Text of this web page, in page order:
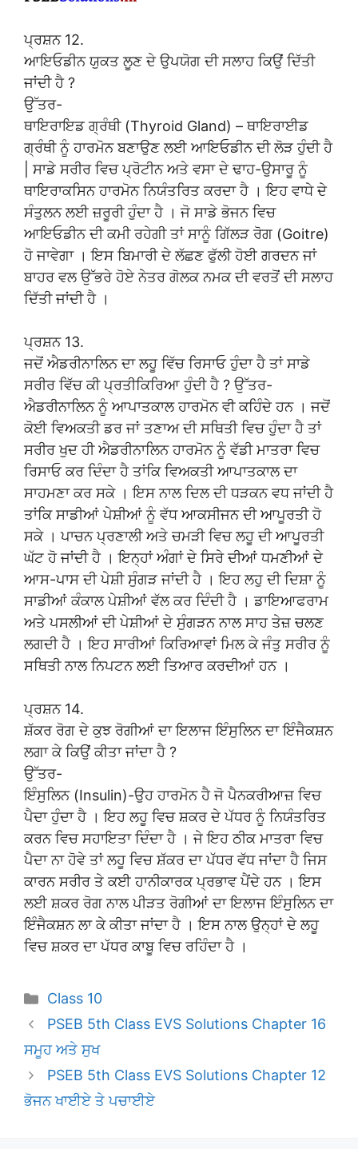
ਪ੍ਰਸ਼ਨ 12.
ਆਇਓਡੀਨ ਯੁਕਤ ਲੂਣ ਦੇ ਉਪਯੋਗ ਦੀ ਸਲਾਹ ਕਿਉਂ ਦਿੱਤੀ
ਜਾਂਦੀ ਹੈ ?
ਉੱਤਰ-
ਥਾਇਰਾਇਡ ਗ੍ਰੰਥੀ (Thyroid Gland) – ਥਾਇਰਾਈਡ
ਗ੍ਰੰਥੀ ਨੂੰ ਹਾਰਮੋਨ ਬਣਾਉਣ ਲਈ ਆਇਓਡੀਨ ਦੀ ਲੋੜ ਹੁੰਦੀ ਹੈ
| ਸਾਡੇ ਸਰੀਰ ਵਿਚ ਪ੍ਰੋਟੀਨ ਅਤੇ ਵਸਾ ਦੇ ਢਾਹ-ਉਸਾਰੂ ਨੂੰ
ਥਾਇਰਾਕਸਿਨ ਹਾਰਮੋਨ ਨਿਯੰਤਰਿਤ ਕਰਦਾ ਹੈ । ਇਹ ਵਾਧੇ ਦੇ
ਸੰਤੁਲਨ ਲਈ ਜ਼ਰੂਰੀ ਹੁੰਦਾ ਹੈ । ਜੋ ਸਾਡੇ ਭੋਜਨ ਵਿਚ
ਆਇਓਡੀਨ ਦੀ ਕਮੀ ਰਹੇਗੀ ਤਾਂ ਸਾਨੂੰ ਗਿੱਲੜ ਰੋਗ (Goitre)
ਹੋ ਜਾਵੇਗਾ । ਇਸ ਬਿਮਾਰੀ ਦੇ ਲੱਛਣ ਫੁੱਲੀ ਹੋਈ ਗਰਦਨ ਜਾਂ
ਬਾਹਰ ਵਲ ਉੱਭਰੇ ਹੋਏ ਨੇਤਰ ਗੋਲਕ ਨਮਕ ਦੀ ਵਰਤੋਂ ਦੀ ਸਲਾਹ
ਦਿੱਤੀ ਜਾਂਦੀ ਹੈ ।
ਪ੍ਰਸ਼ਨ 13.
ਜਦੋਂ ਐਡਰੀਨਾਲਿਨ ਦਾ ਲਹੂ ਵਿੱਚ ਰਿਸਾਓ ਹੁੰਦਾ ਹੈ ਤਾਂ ਸਾਡੇ
ਸਰੀਰ ਵਿੱਚ ਕੀ ਪ੍ਰਤੀਕਿਰਿਆ ਹੁੰਦੀ ਹੈ ? ਉੱਤਰ-
ਐਡਰੀਨਾਲਿਨ ਨੂੰ ਆਪਾਤਕਾਲ ਹਾਰਮੋਨ ਵੀ ਕਹਿੰਦੇ ਹਨ । ਜਦੋਂ
ਕੋਈ ਵਿਅਕਤੀ ਡਰ ਜਾਂ ਤਣਾਅ ਦੀ ਸਥਿਤੀ ਵਿਚ ਹੁੰਦਾ ਹੈ ਤਾਂ
ਸਰੀਰ ਖੁਦ ਹੀ ਐਡਰੀਨਾਲਿਨ ਹਾਰਮੋਨ ਨੂੰ ਵੱਡੀ ਮਾਤਰਾ ਵਿਚ
ਰਿਸਾਓ ਕਰ ਦਿੰਦਾ ਹੈ ਤਾਂਕਿ ਵਿਅਕਤੀ ਆਪਾਤਕਾਲ ਦਾ
ਸਾਹਮਣਾ ਕਰ ਸਕੇ । ਇਸ ਨਾਲ ਦਿਲ ਦੀ ਧੜਕਨ ਵਧ ਜਾਂਦੀ ਹੈ
ਤਾਂਕਿ ਸਾਡੀਆਂ ਪੇਸ਼ੀਆਂ ਨੂੰ ਵੱਧ ਆਕਸੀਜਨ ਦੀ ਆਪੂਰਤੀ ਹੋ
ਸਕੇ । ਪਾਚਨ ਪ੍ਰਣਾਲੀ ਅਤੇ ਚਮੜੀ ਵਿਚ ਲਹੂ ਦੀ ਆਪੂਰਤੀ
ਘੱਟ ਹੋ ਜਾਂਦੀ ਹੈ । ਇਨ੍ਹਾਂ ਅੰਗਾਂ ਦੇ ਸਿਰੇ ਦੀਆਂ ਧਮਣੀਆਂ ਦੇ
ਆਸ-ਪਾਸ ਦੀ ਪੇਸ਼ੀ ਸੁੰਗੜ ਜਾਂਦੀ ਹੈ । ਇਹ ਲਹੁ ਦੀ ਦਿਸ਼ਾ ਨੂੰ
ਸਾਡੀਆਂ ਕੰਕਾਲ ਪੇਸ਼ੀਆਂ ਵੱਲ ਕਰ ਦਿੰਦੀ ਹੈ । ਡਾਇਆਫਰਾਮ
ਅਤੇ ਪਸਲੀਆਂ ਦੀ ਪੇਸ਼ੀਆਂ ਦੇ ਸੁੰਗੜਨ ਨਾਲ ਸਾਹ ਤੇਜ਼ ਚਲਣ
ਲਗਦੀ ਹੈ । ਇਹ ਸਾਰੀਆਂ ਕਿਰਿਆਵਾਂ ਮਿਲ ਕੇ ਜੰਤੁ ਸਰੀਰ ਨੂੰ
ਸਥਿਤੀ ਨਾਲ ਨਿਪਟਨ ਲਈ ਤਿਆਰ ਕਰਦੀਆਂ ਹਨ ।
ਪ੍ਰਸ਼ਨ 14.
ਸ਼ੱਕਰ ਰੋਗ ਦੇ ਕੁਝ ਰੋਗੀਆਂ ਦਾ ਇਲਾਜ ਇੰਸੁਲਿਨ ਦਾ ਇੰਜੈਕਸ਼ਨ
ਲਗਾ ਕੇ ਕਿਉਂ ਕੀਤਾ ਜਾਂਦਾ ਹੈ ?
ਉੱਤਰ-
ਇੰਸੁਲਿਨ (Insulin)-ਉਹ ਹਾਰਮੋਨ ਹੈ ਜੋ ਪੈਨਕਰੀਆਜ਼ ਵਿਚ
ਪੈਦਾ ਹੁੰਦਾ ਹੈ । ਇਹ ਲਹੂ ਵਿਚ ਸ਼ਕਰ ਦੇ ਪੱਧਰ ਨੂੰ ਨਿਯੰਤਰਿਤ
ਕਰਨ ਵਿਚ ਸਹਾਇਤਾ ਦਿੰਦਾ ਹੈ । ਜੇ ਇਹ ਠੀਕ ਮਾਤਰਾ ਵਿਚ
ਪੈਦਾ ਨਾ ਹੋਵੇ ਤਾਂ ਲਹੂ ਵਿਚ ਸ਼ੱਕਰ ਦਾ ਪੱਧਰ ਵੱਧ ਜਾਂਦਾ ਹੈ ਜਿਸ
ਕਾਰਨ ਸਰੀਰ ਤੇ ਕਈ ਹਾਨੀਕਾਰਕ ਪ੍ਰਭਾਵ ਪੈਂਦੇ ਹਨ । ਇਸ
ਲਈ ਸ਼ਕਰ ਰੋਗ ਨਾਲ ਪੀੜਤ ਰੋਗੀਆਂ ਦਾ ਇਲਾਜ ਇੰਸੁਲਿਨ ਦਾ
ਇੰਜੈਕਸ਼ਨ ਲਾ ਕੇ ਕੀਤਾ ਜਾਂਦਾ ਹੈ । ਇਸ ਨਾਲ ਉਨ੍ਹਾਂ ਦੇ ਲਹੂ
ਵਿਚ ਸ਼ਕਰ ਦਾ ਪੱਧਰ ਕਾਬੂ ਵਿਚ ਰਹਿੰਦਾ ਹੈ ।
Categories
Class 10
PSEB 5th Class EVS Solutions Chapter 16
ਸਮੂਹ ਅਤੇ ਸੁਖ
PSEB 5th Class EVS Solutions Chapter 12
ਭੋਜਨ ਖਾਈਏ ਤੇ ਪਚਾਈਏ